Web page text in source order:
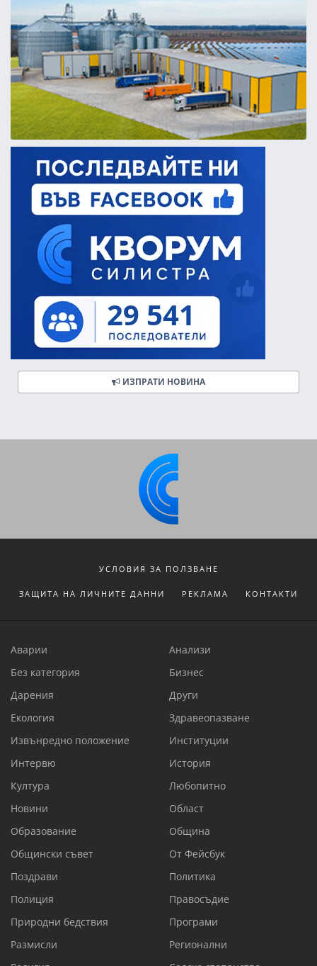
ИЗПРАТИ НОВИНА
УСЛОВИЯ ЗА ПОЛЗВАНЕ
ЗАЩИТА НА ЛИЧНИТЕ ДАННИ РЕКЛАМА КОНТАКТИ
Аварии
Анализи
Без категория
Бизнес
Дарения
Други
Екология
Здравеопазване
Извънредно положение
Институции
Интервю
История
Култура
Любопитно
Новини
Област
Образование
Община
Общински съвет
От Фейсбук
Поздрави
Политика
Полиция
Правосъдие
Природни бедствия
Програми
Размисли
Регионални